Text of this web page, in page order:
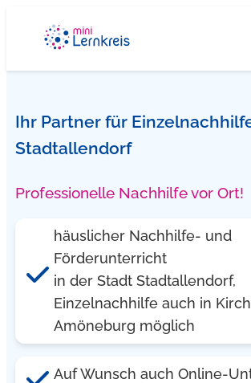
springen
Ihr Partner für
Stadtallendorf
Professionelle Nachhilfe vor Ort!
häuslicher Nachhilfe- und
Förderunterricht
in der Stadt Stadtallendorf,
Einzelnachhilfe auch in
Amöneburg möglich
Auf Wunsch auch Online-